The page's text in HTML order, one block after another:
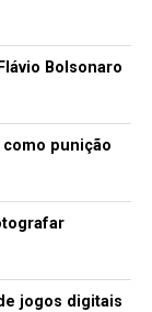
Bolsonaro
punição
jogos digitais